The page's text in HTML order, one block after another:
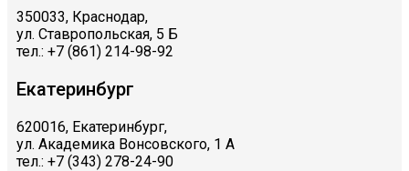
350033, Краснодар,
ул. Ставропольская, 5 Б
тел.: +7 (861) 214-98-92
Екатеринбург
620016, Екатеринбург,
ул. Академика Вонсовского, 1 А
тел.: +7 (343) 278-24-90